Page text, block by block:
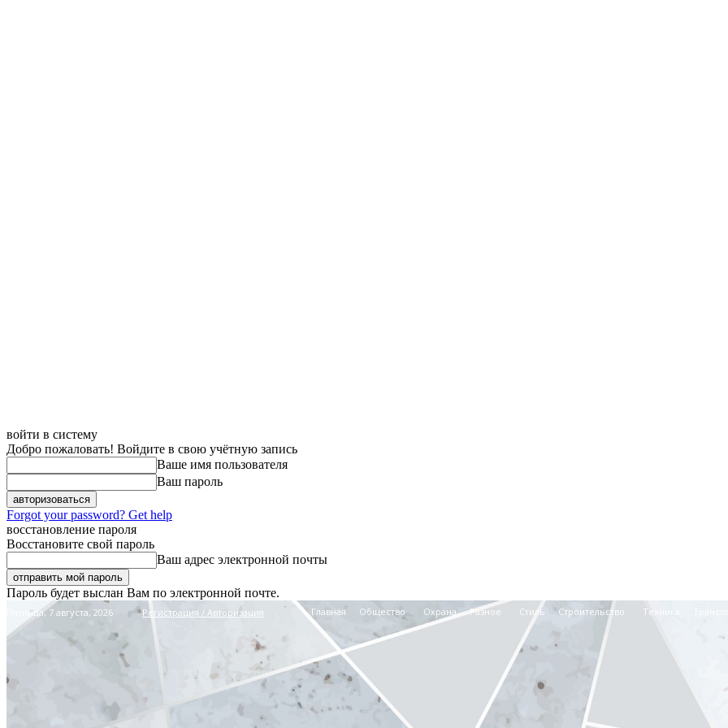
войти в систему
Добро пожаловать! Войдите в свою учётную запись
Ваше имя пользователя
Ваш пароль
Forgot your password? Get help
восстановление пароля
Восстановите свой пароль
Ваш адрес электронной почты
Пароль будет выслан Вам по электронной почте.
Пятница, 7 августа, 2026 Регистрация / Авторизация Главная Общество Охрана Разное Стиль Строительство Техника